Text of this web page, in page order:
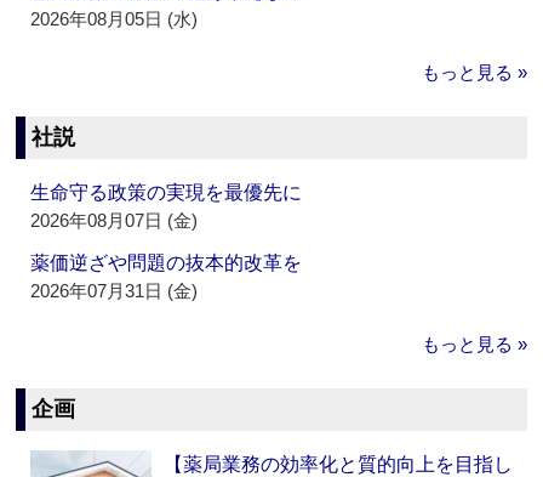
2026年08月05日 (水)
もっと見る »
社説
生命守る政策の実現を最優先に
2026年08月07日 (金)
薬価逆ざや問題の抜本的改革を
2026年07月31日 (金)
もっと見る »
企画
【薬局業務の効率化と質的向上を目指し